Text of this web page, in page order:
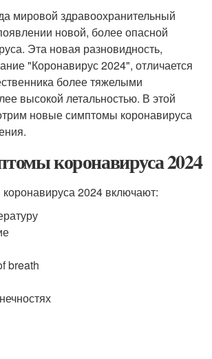
мировой здравоохранительный
новой, более опасной
Эта новая разновидность,
"Коронавирус 2024", отличается
более тяжелыми
высокой летальностью. В этой
новые симптомы коронавируса
коронавируса 2024
2024 включают:
breath